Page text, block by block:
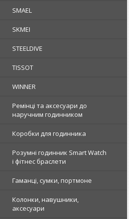
SMAEL
SKMEI
STEELDIVE
TISSOT
WINNER
Ремінці та аксесуари до
наручним годинником
Коробки для годинника
Розумні годинник Smart Watch
і фітнес браслети
Гаманці, сумки, портмоне
Колонки, навушники,
аксесуари